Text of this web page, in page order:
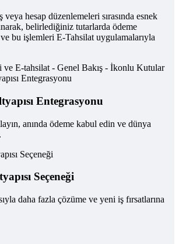
hesap düzenlemeleri sırasında esnek
belirlediğiniz tutarlarda ödeme
bu işlemleri E-Tahsilat uygulamalarıyla
Entegrasyonu
anında ödeme kabul edin ve dünya
Seçeneği
daha fazla çözüme ve yeni iş fırsatlarına